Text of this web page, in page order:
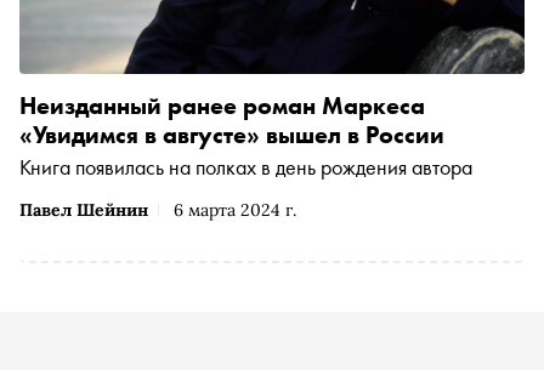
Павел Шейнин 6 марта 2024 г.
Неизданный ранее роман Маркеса
«Увидимся в августе» вышел в России
Книга появилась на полках в день рождения автора